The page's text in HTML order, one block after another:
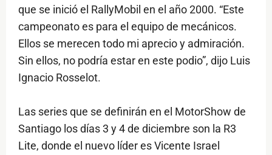
que se inició el RallyMobil en el año 2000. “Este
campeonato es para el equipo de mecánicos.
Ellos se merecen todo mi aprecio y admiración.
Sin ellos, no podría estar en este podio”, dijo Luis
Ignacio Rosselot.
Las series que se definirán en el MotorShow de
Santiago los días 3 y 4 de diciembre son la R3
Lite, donde el nuevo líder es Vicente Israel